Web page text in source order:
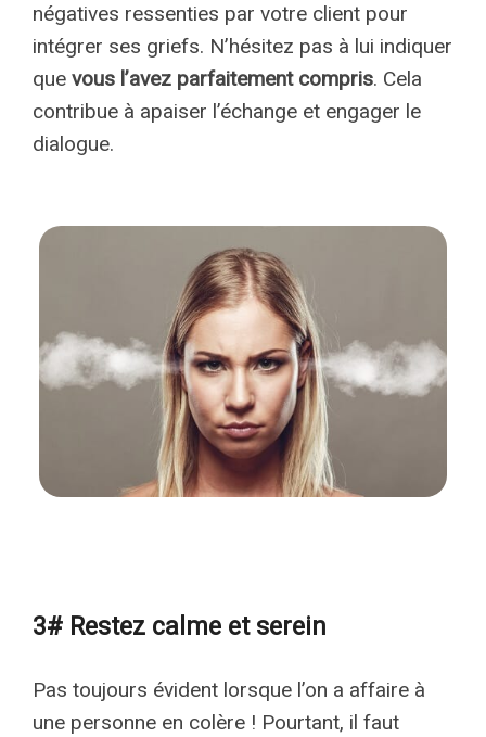
négatives ressenties par votre client pour
intégrer ses griefs. N’hésitez pas à lui indiquer
que vous l’avez parfaitement compris. Cela
contribue à apaiser l’échange et engager le
dialogue.
3# Restez calme et serein
Pas toujours évident lorsque l’on a affaire à
une personne en colère ! Pourtant, il faut